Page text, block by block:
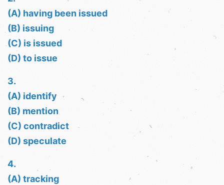
(A) having been issued
(B) issuing
(C) is issued
(D) to issue
3.
(A) identify
(B) mention
(C) contradict
(D) speculate
4.
(A) tracking